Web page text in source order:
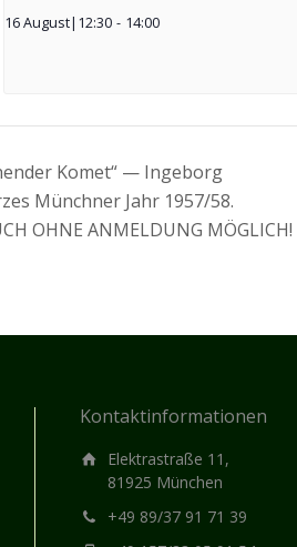
16 August|12:30 - 14:00
Komet“ — Ingeborg
Münchner Jahr 1957/58.
OHNE ANMELDUNG MÖGLICH!
Kontaktinformationen
Elektrastraße 11,
81925 München
+49 89/37 91 71 39